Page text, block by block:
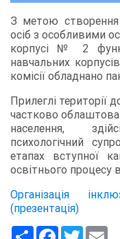
З метою створення
осіб з особливими
корпусі № 2
навчальних
комісії обладнано
Прилеглі території
частково
населення,
психологічний
етапах вступної
освітнього процесу
Організація
(презентація)
РесурсFacebook
Twitter